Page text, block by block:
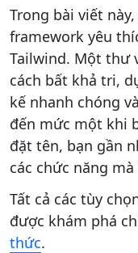
Trong bài viết
framework yêu
Tailwind. Một thư
cách bất khả tri,
kế nhanh chóng
đến mức một khi
đặt tên, bạn gần
các chức năng
Tất cả các tùy
được khám phá
thức.